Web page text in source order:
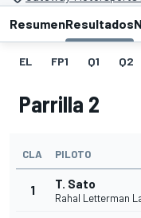
ResumenResultados
EL FP1 Q1 Q2
Parrilla 2
CLA PILOTO
1 T. Sato
Rahal Letterman